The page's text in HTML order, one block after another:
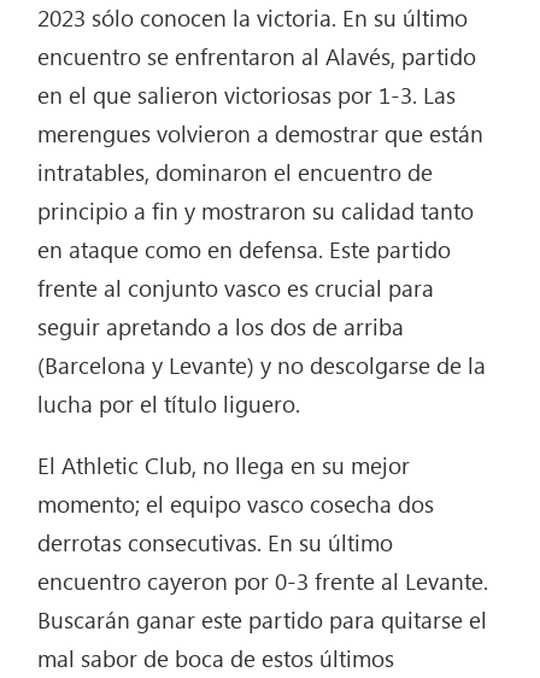
2023 sólo conocen la victoria. En su último
encuentro se enfrentaron al Alavés, partido
en el que salieron victoriosas por 1-3. Las
merengues volvieron a demostrar que están
intratables, dominaron el encuentro de
principio a fin y mostraron su calidad tanto
en ataque como en defensa. Este partido
frente al conjunto vasco es crucial para
seguir apretando a los dos de arriba
(Barcelona y Levante) y no descolgarse de la
lucha por el título liguero.
El Athletic Club, no llega en su mejor
momento; el equipo vasco cosecha dos
derrotas consecutivas. En su último
encuentro cayeron por 0-3 frente al Levante.
Buscarán ganar este partido para quitarse el
mal sabor de boca de estos últimos